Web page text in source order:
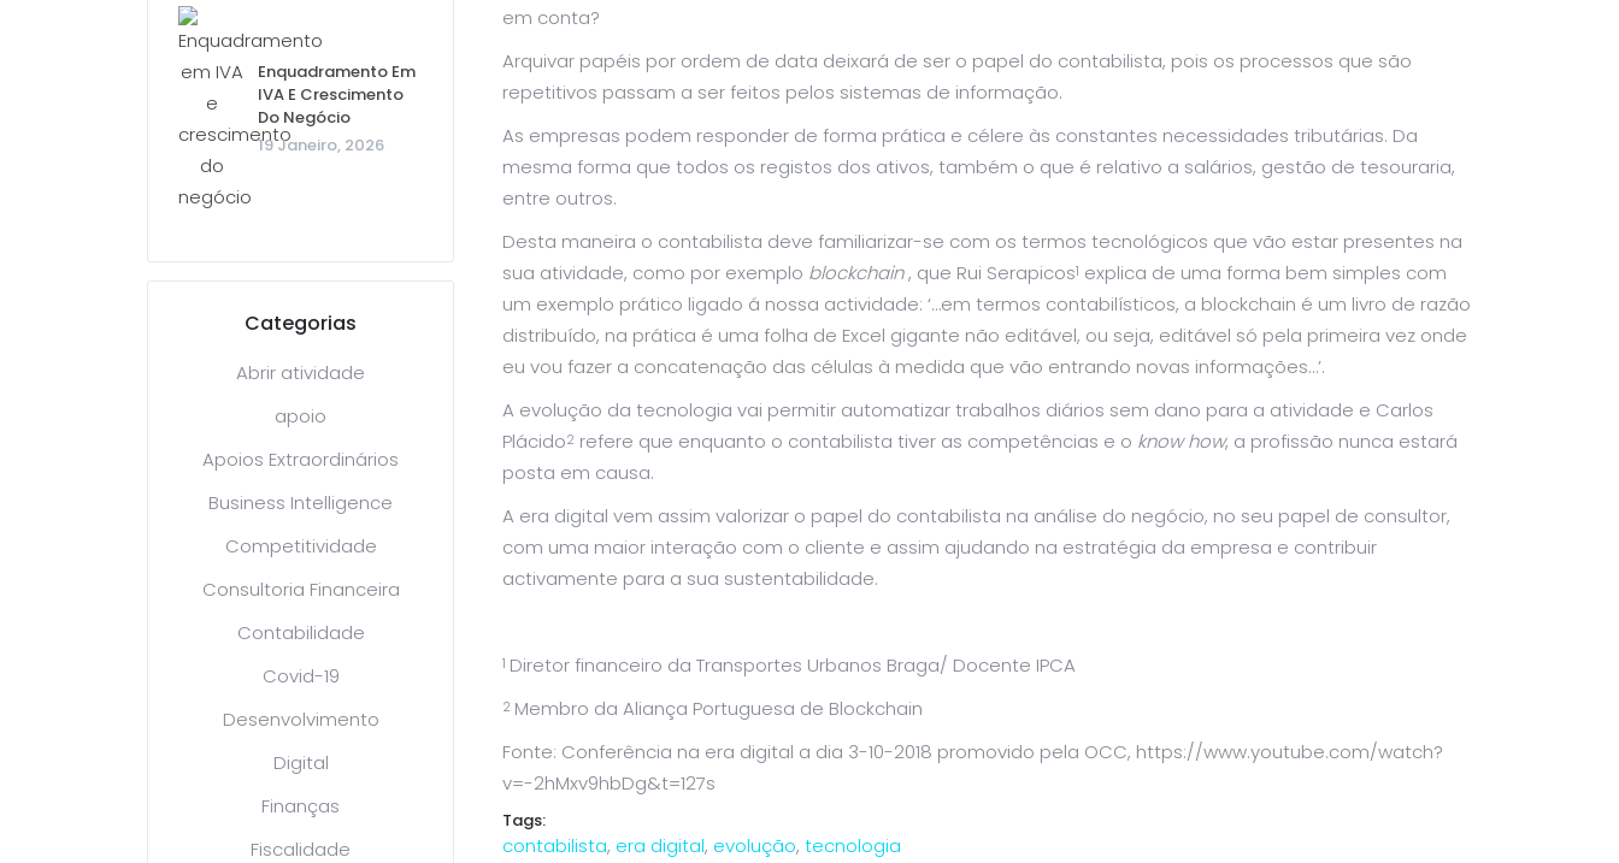
Enquadramento Em
IVA E Crescimento
Do Negócio
19 Janeiro, 2026
Categorias
Abrir atividade
apoio
Apoios Extraordinários
Business Intelligence
Competitividade
Consultoria Financeira
Contabilidade
Covid-19
Desenvolvimento
Digital
Finanças
Fiscalidade
em conta?
Arquivar papéis por ordem de data deixará de ser o papel do contabilista, pois os processos que são
repetitivos passam a ser feitos pelos sistemas de informação.
As empresas podem responder de forma prática e célere às constantes necessidades tributárias. Da
mesma forma que todos os registos dos ativos, também o que é relativo a salários, gestão de tesouraria,
entre outros.
Desta maneira o contabilista deve familiarizar-se com os termos tecnológicos que vão estar presentes na
sua atividade, como por exemplo blockchain, que Rui Serapicos1 explica de uma forma bem simples com
um exemplo prático ligado á nossa actividade: ‘…em termos contabilísticos, a blockchain é um livro de razão
distribuído, na prática é uma folha de Excel gigante não editável, ou seja, editável só pela primeira vez onde
eu vou fazer a concatenação das células à medida que vão entrando novas informações…’.
A evolução da tecnologia vai permitir automatizar trabalhos diários sem dano para a atividade e Carlos
Plácido2 refere que enquanto o contabilista tiver as competências e o know how, a profissão nunca estará
posta em causa.
A era digital vem assim valorizar o papel do contabilista na análise do negócio, no seu papel de consultor,
com uma maior interação com o cliente e assim ajudando na estratégia da empresa e contribuir
activamente para a sua sustentabilidade.
1 Diretor financeiro da Transportes Urbanos Braga/ Docente IPCA
2 Membro da Aliança Portuguesa de Blockchain
Fonte: Conferência na era digital a dia 3-10-2018 promovido pela OCC, https://www.youtube.com/watch?
v=-2hMxv9hbDg&t=127s
Tags:
contabilista, era digital, evolução, tecnologia